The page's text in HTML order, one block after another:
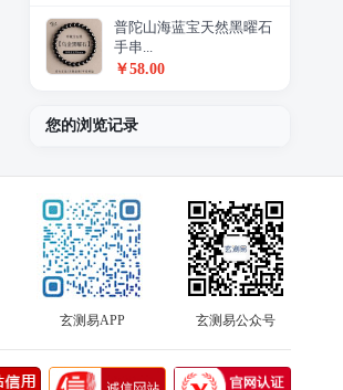
普陀山海蓝宝天然黑曜石
手串...
￥58.00
您的浏览记录
玄测易APP 玄测易公众号